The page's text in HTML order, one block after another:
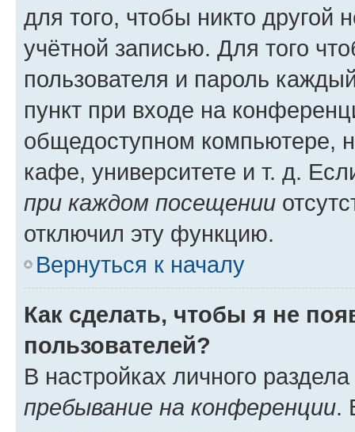
для того, чтобы никто другой
учётной записью. Для того
пользователя и пароль
пункт при входе на
общедоступном компьютере,
кафе, университете и т. д.
при каждом посещении
отключил эту функцию.
Вернуться к началу
Как сделать, чтобы я не
пользователей?
В настройках личного
пребывание на конференции.